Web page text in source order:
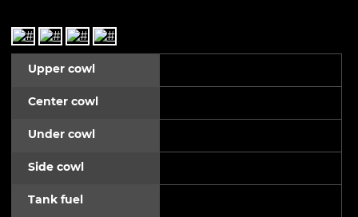
Upper cowl
Center cowl
Under cowl
Side cowl
Tank fuel